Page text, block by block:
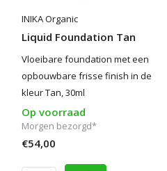
INIKA Organic
Liquid Foundation Tan
Vloeibare foundation met een
opbouwbare frisse finish in de
kleur Tan, 30ml
Op voorraad
Morgen bezorgd*
€54,00